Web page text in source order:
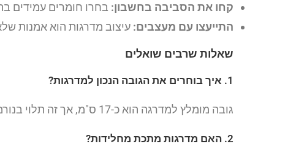
קחו את הסביבה בחשבון: בחרו חומרים עמידים
התייעצו עם מעצבים: עיצוב מדרגות הוא אמנות
שאלות שרבים שואלים
1. איך בוחרים את הגובה הנכון למדרגות?
גובה מומלץ למדרגה הוא כ-17 ס"מ, אך זה תלוי בנורמות האדריכליות המקומיות ובאוריאל הכללי של הבית.
2. האם מדרגות מתכת מחלידות?